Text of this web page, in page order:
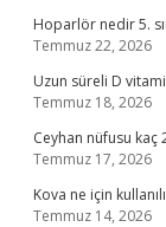
Hoparlör nedir 5.
Temmuz 22, 2026
Uzun süreli D
Temmuz 18, 2026
Ceyhan nüfusu kaç
Temmuz 17, 2026
Kova ne için
Temmuz 14, 2026